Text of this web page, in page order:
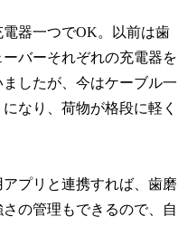
電器一つでOK。以前は歯
バーそれぞれの充電器を
したが、今はケーブル一
なり、荷物が格段に軽く
アプリと連携すれば、歯磨
の管理もできるので、自